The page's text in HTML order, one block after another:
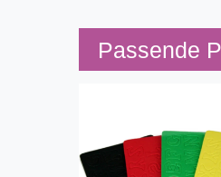
Passende